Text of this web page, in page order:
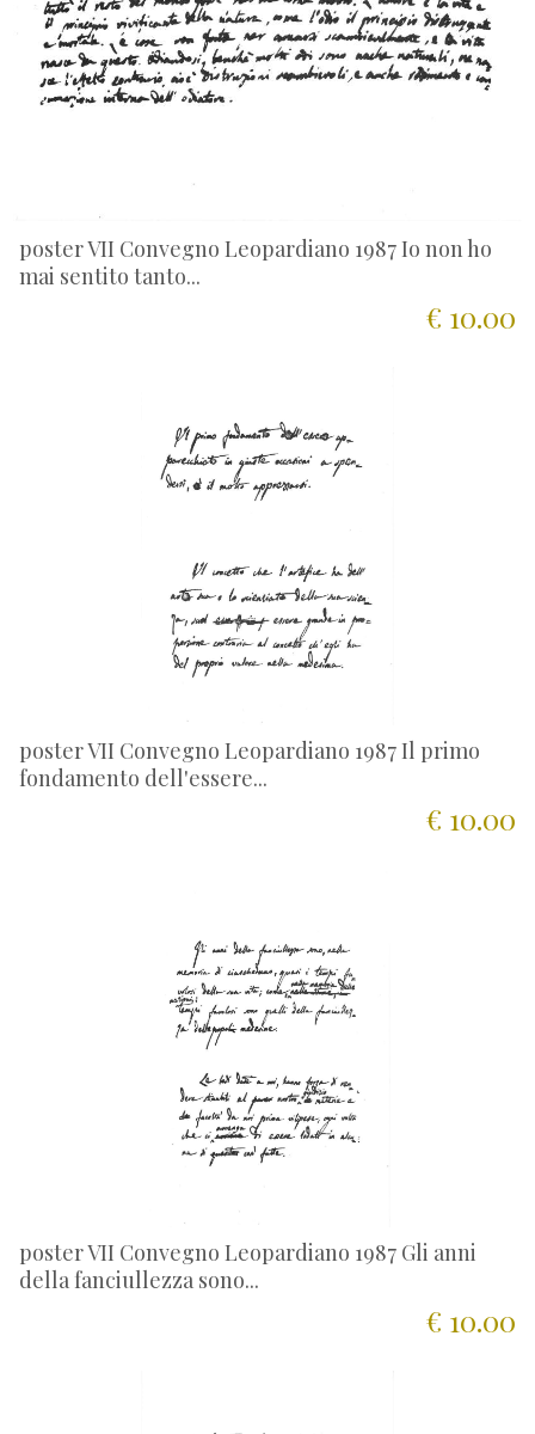
poster VII Convegno Leopardiano 1987 Io non ho
mai sentito tanto...
€ 10.00
poster VII Convegno Leopardiano 1987 Il primo
fondamento dell'essere...
€ 10.00
poster VII Convegno Leopardiano 1987 Gli anni
della fanciullezza sono...
€ 10.00